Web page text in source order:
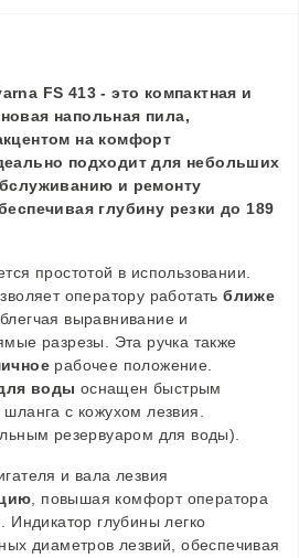
FS 413 - это компактная и
напольная пила,
на комфорт
подходит для небольших
и ремонту
глубину резки до 189
простотой в использовании.
оператору работать ближе
выравнивание и
разрезы. Эта ручка также
рабочее положение.
воды оснащен быстрым
с кожухом лезвия.
резервуаром для воды).
и вала лезвия
, повышая комфорт оператора
Индикатор глубины легко
диаметров лезвий, обеспечивая